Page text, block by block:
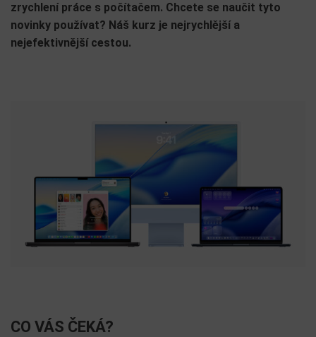
zrychlení práce s počítačem. Chcete se naučit tyto
novinky používat? Náš kurz je nejrychlější a
nejefektivnější cestou.
CO VÁS ČEKÁ?